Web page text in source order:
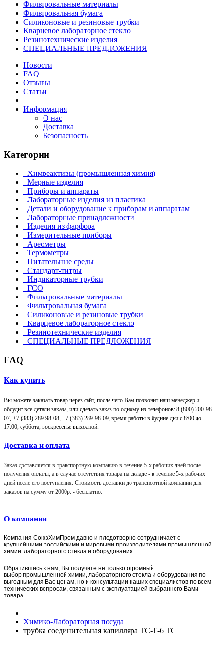
Фильтровальные материалы
Фильтровальная бумага
Силиконовые и резиновые трубки
Кварцевое лабораторное стекло
Резинотехнические изделия
СПЕЦИАЛЬНЫЕ ПРЕДЛОЖЕНИЯ
Новости
FAQ
Отзывы
Статьи
Информация
О нас
Доставка
Безопасность
Категории
Химреактивы (промышленная химия)
Мерные изделия
Приборы и аппараты
Лабораторные изделия из пластика
Детали и оборудование к приборам и аппаратам
Лабораторные принадлежности
Изделия из фарфора
Измерительные приборы
Ареометры
Термометры
Питательные среды
Стандарт-титры
Индикаторные трубки
ГСО
Фильтровальные материалы
Фильтровальная бумага
Силиконовые и резиновые трубки
Кварцевое лабораторное стекло
Резинотехнические изделия
СПЕЦИАЛЬНЫЕ ПРЕДЛОЖЕНИЯ
FAQ
Как купить
Вы можете заказать товар через сайт, после чего Вам позвонит наш менеджер и
обсудит все детали заказа, или сделать заказ по одному из телефонов: 8 (800) 200-98-
07, +7 (383) 289-98-08, +7 (383) 289-98-09, время работы в будние дни с 8:00 до
17:00, суббота, воскресенье выходной.
Доставка и оплата
Заказ доставляется в транспортную компанию в течение 5-х рабочих дней после
получения оплаты, а в случае отсутствия товара на складе - в течение 5-х рабочих
дней после его поступления. Стоимость доставки до транспортной компании для
заказов на сумму от 2000р. - бесплатно.
О компании
Компания СоюзХимПром давно и плодотворно сотрудничает с
крупнейшими российскими и мировыми производителями промышленной
химии, лабораторного стекла и оборудования.
Обратившись к нам, Вы получите не только огромный
выбор промышленной химии, лабораторного стекла и оборудования по
выгодным для Вас ценам, но и консультации наших специалистов по всем
технических вопросам, связанным с эксплуатацией выбранного Вами
товара.
Химико-Лабораторная посуда
трубка соединительная капилляра ТС-Т-6 ТС